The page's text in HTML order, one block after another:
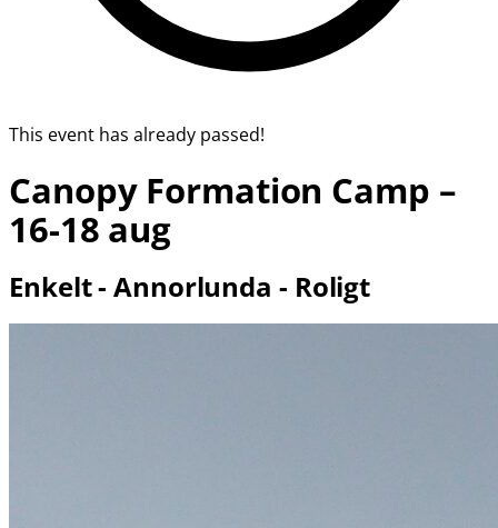
This event has already passed!
Canopy Formation Camp –
16-18 aug
Enkelt - Annorlunda - Roligt